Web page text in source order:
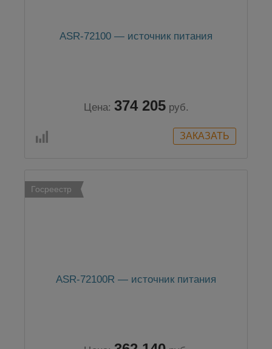
ASR-72100 — источник питания
Цена: 374 205 руб.
Госреестр
ASR-72100R — источник питания